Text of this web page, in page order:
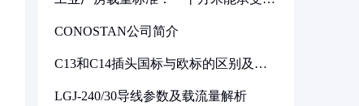
CONOSTAN公司简介
C13和C14插头国标与欧标的区别及其
LGJ-240/30导线参数及载流量解析